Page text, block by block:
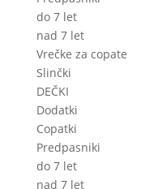
do 7 let
nad 7 let
Vrečke za copate
Slinčki
DEČKI
Dodatki
Copatki
Predpasniki
do 7 let
nad 7 let